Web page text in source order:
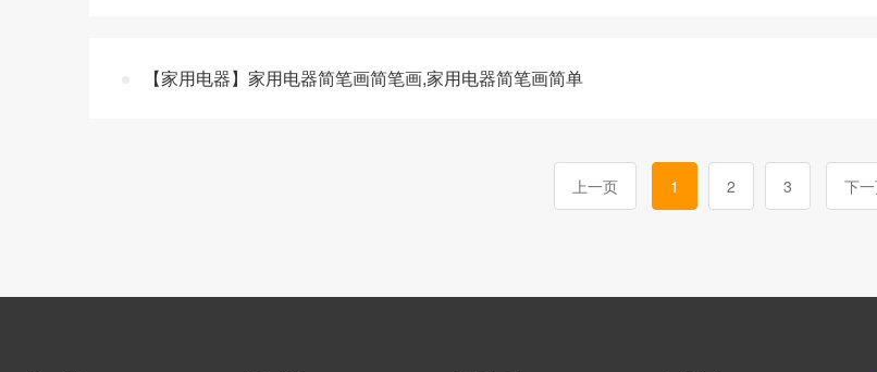
【家用电器】家用电器简笔画简笔画,家用电器简笔画简单
上一页 1 2 3 下